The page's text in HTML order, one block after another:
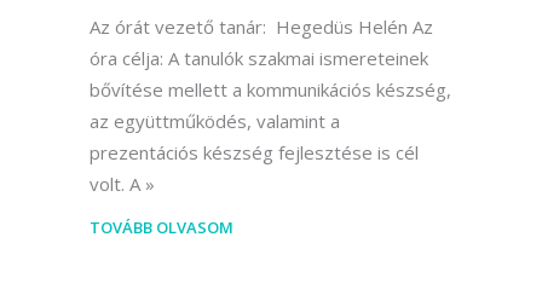
Az órát vezető tanár: Hegedüs Helén Az
óra célja: A tanulók szakmai ismereteinek
bővítése mellett a kommunikációs készség,
az együttműködés, valamint a
prezentációs készség fejlesztése is cél
volt. A
TOVÁBB OLVASOM